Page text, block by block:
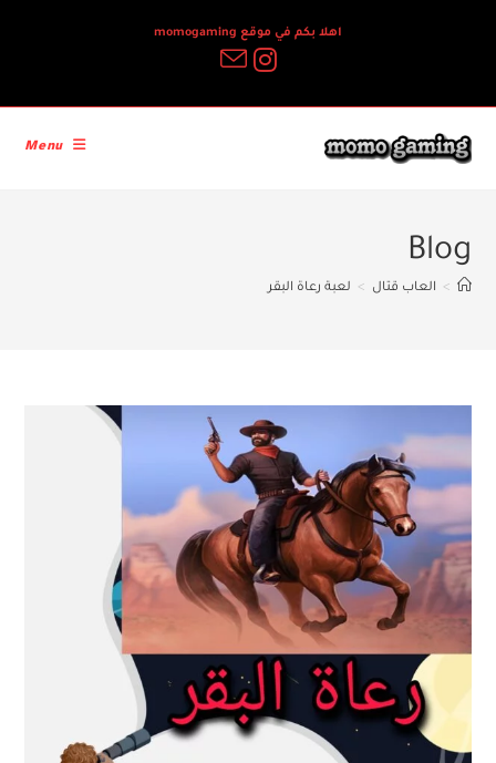
اهلا بكم في موقع momogaming
Menu
Blog
> العاب قتال > لعبة رعاة البقر